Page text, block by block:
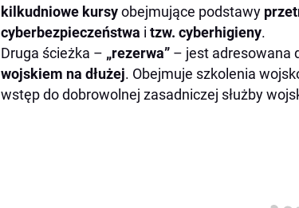
kilkudniowe kursyobejmujące podstawy
cyberbezpieczeństwa i tzw. cyberhigieny.
Druga ścieżka – „rezerwa” – jest adresowana
wojskiem na dłużej. Obejmuje szkolenia
wstęp do dobrowolnej zasadniczej służby